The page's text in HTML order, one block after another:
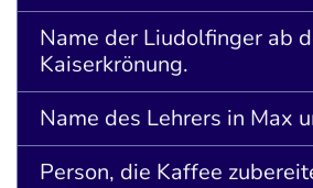
Name der Liudolfinger ab
Kaiserkrönung.
Name des Lehrers in Max
Person, die Kaffee